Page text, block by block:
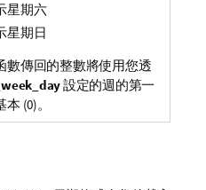
星期六
星期日
數傳回的整數將使用您透
設定的週的第一
(0)。